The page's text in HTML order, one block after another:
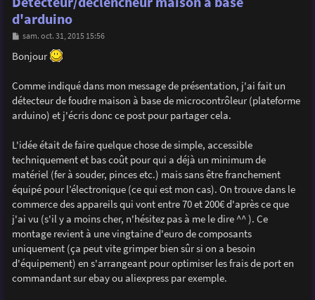
d'arduino
M
s
s
e
sam. oct. 31, 2015 15:56
Bonjour
Comme indiqué dans mon message de présentation, j'ai fait un
détecteur de foudre maison à base de microcontrôleur (plateforme
arduino) et j'écris donc ce post pour partager cela.
L'idée était de faire quelque chose de simple, accessible
techniquement et bas coût pour qui a déjà un minimum de
matériel (fer à souder, pinces etc.) mais sans être franchement
équipé pour l’électronique (ce qui est mon cas). On trouve dans le
commerce des appareils qui vont entre 70 et 200€ d'après ce que
j'ai vu (s'il y a moins cher, n'hésitez pas à me le dire ^^ ). Ce
montage revient à une vingtaine d'euro de composants
uniquement (ça peut vite grimper bien sûr si on a besoin
d'équipement) en s'arrangeant pour optimiser les frais de port en
commandant sur ebay ou aliexpress par exemple.